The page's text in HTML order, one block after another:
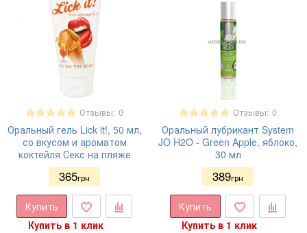
Отзывы: 0
Оральный гель Lick it!, 50 мл,
со вкусом и ароматом
коктейля Секс на пляже
365грн
Купить
Купить в 1 клик
Отзывы: 0
Оральный лубрикант System
JO H2O - Green Apple, яблоко,
30 мл
389грн
Купить
Купить в 1 клик